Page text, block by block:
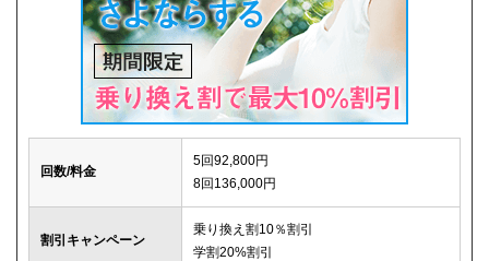
回数/料金
5回92,800円
8回136,000円
割引キャンペーン
乗り換え割10％割引
学割20%割引